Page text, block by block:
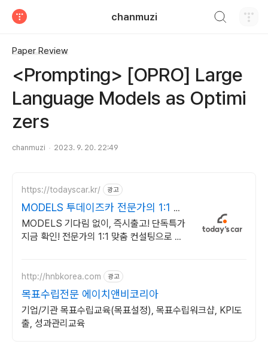
chanmuzi
Paper Review
<Prompting> [OPRO] Large
Language Models as Optimi
zers
chanmuzi 2023. 9. 20. 22:49
https://todayscar.kr/ 광고
MODELS 투데이즈카 전문가의 1:1 맞
춤 컨설팅
MODELS 기다림 없이, 즉시출고! 단독특가
지금 확인! 전문가의 1:1 맞춤 컨설팅으로 합
http://hnbkorea.com 광고
목표수립전문 에이치앤비코리아
기업/기관 목표수립교육(목표설정), 목표수립워크샵, KPI도
출, 성과관리교육